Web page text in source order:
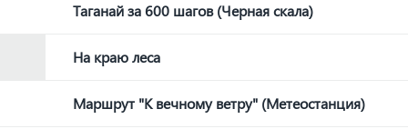
Таганай за 600 шагов (Черная скала)
На краю леса
Маршрут "К вечному ветру" (Метеостанция)